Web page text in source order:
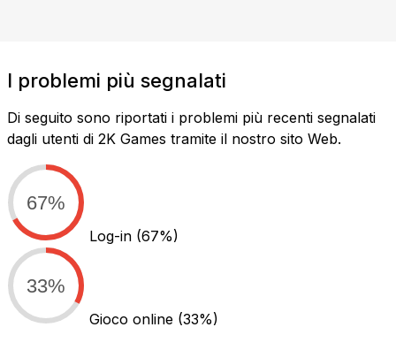
I problemi più segnalati
Di seguito sono riportati i problemi più recenti segnalati
dagli utenti di 2K Games tramite il nostro sito Web.
67%
Log-in (67%)
33%
Gioco online (33%)